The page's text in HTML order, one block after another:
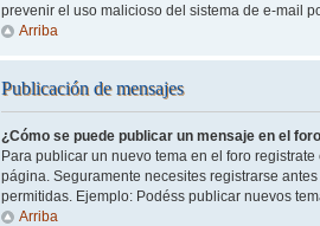
prevenir el uso malicioso del sistema de e-mail
Arriba
Publicación de mensajes
¿Cómo se puede publicar un mensaje en el
Para publicar un nuevo tema en el foro
página. Seguramente necesites registrarse
permitidas. Ejemplo: Podéss publicar nuevos
Arriba